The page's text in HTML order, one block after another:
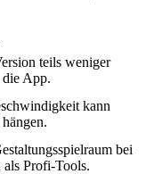
teils weniger
App.
kann
bei
Profi-Tools.